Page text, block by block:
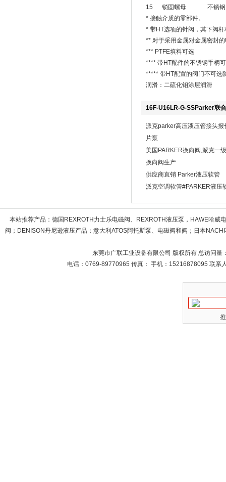
15 锁固螺母 不锈钢
* 接触介质的零部件。
* 带HT选项的针阀，其下阀
** 对于采用金属对金属密封
*** PTFE填料可选
**** 带HT配件的不锈钢手柄
***** 带HT配置的阀门不可选
润滑：二硫化钼涂层润滑
16F-U16LR-G-SSParker联
派克parker高压液压管接头报
片泵
美国PARKER换向阀,派克一
换向阀生产
供应商直销 Parker液压软管
派克空调软管#PARKER液压
本站推荐产品： 德国REXROTH力士乐电磁阀、REXROTH液压泵，HAWE哈威
阀；DENISON丹尼逊液压产品；意大利ATOS阿托斯泵、电磁阀和阀；日本
东莞市广联工业设备有限公司 版权所有 总访问量
电话：0769-89770965 传真： 手机：15216878095 联系